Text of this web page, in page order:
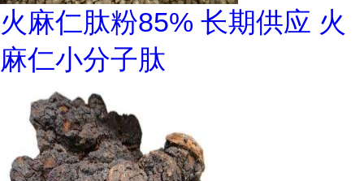
火麻仁肽粉85% 长期供应 火
麻仁小分子肽